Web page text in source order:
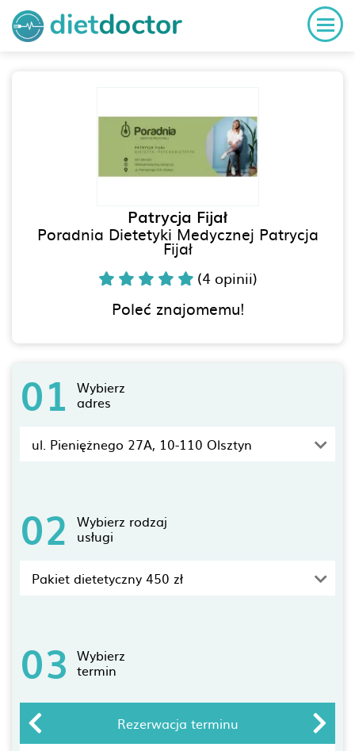
Patrycja Fijał
Poradnia Dietetyki Medycznej Patrycja
Fijał
(4 opinii)
Poleć znajomemu!
01 Wybierz
adres
ul. Pieniężnego 27A, 10-110 Olsztyn
02 Wybierz rodzaj
usługi
Pakiet dietetyczny 450 zł
03 Wybierz
termin
Rezerwacja terminu